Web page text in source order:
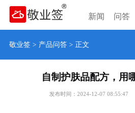
新闻 问答
敬业签> 产品问答> 正文
自制护肤品配方，用
发布时间：2024-12-07 08:55:47